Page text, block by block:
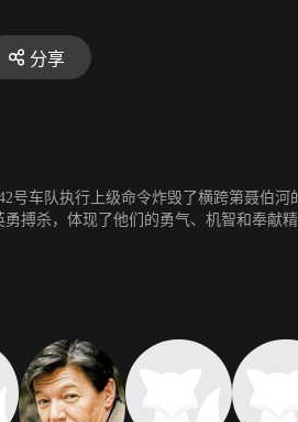
分享
号车队执行上级命令炸毁了横跨第聂伯
搏杀，体现了他们的勇气、机智和奉献